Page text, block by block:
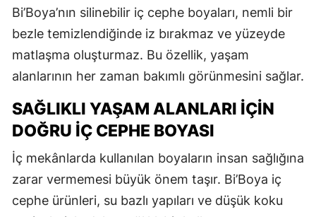
Bi’Boya’nın silinebilir iç cephe boyaları, nemli bir
bezle temizlendiğinde iz bırakmaz ve yüzeyde
matlaşma oluşturmaz. Bu özellik, yaşam
alanlarının her zaman bakımlı görünmesini sağlar.
SAĞLIKLI YAŞAM ALANLARI İÇIN
DOĞRU İÇ CEPHE BOYASI
İç mekânlarda kullanılan boyaların insan sağlığına
zarar vermemesi büyük önem taşır. Bi’Boya iç
cephe ürünleri, su bazlı yapıları ve düşük koku